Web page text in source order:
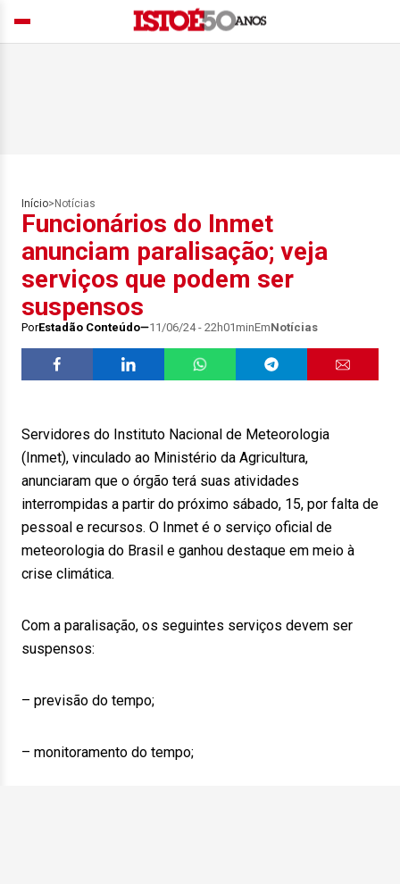
Início> Notícias
Funcionários do Inmet
anunciam paralisação; veja
serviços que podem ser
suspensos
PorEstadão Conteúdo 11/06/24 - 22h01minEmNotícias
Servidores do Instituto Nacional de Meteorologia
(Inmet), vinculado ao Ministério da Agricultura,
anunciaram que o órgão terá suas atividades
interrompidas a partir do próximo sábado, 15, por falta de
pessoal e recursos. O Inmet é o serviço oficial de
meteorologia do Brasil e ganhou destaque em meio à
crise climática.
Com a paralisação, os seguintes serviços devem ser
suspensos:
– previsão do tempo;
– monitoramento do tempo;